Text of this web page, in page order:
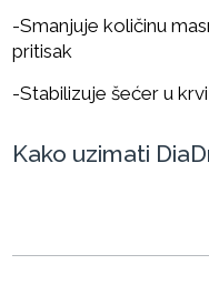
-Smanjuje količinu
pritisak
-Stabilizuje šećer u krvi
Kako uzimati